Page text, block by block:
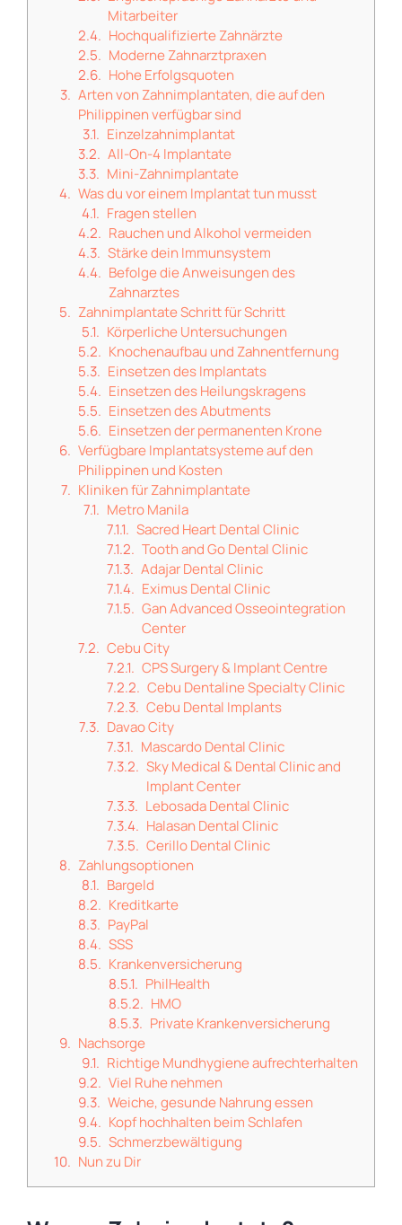
Mitarbeiter
Hochqualifizierte Zahnärzte
Moderne Zahnarztpraxen
Hohe Erfolgsquoten
Arten von Zahnimplantaten, die auf den
Philippinen verfügbar sind
Einzelzahnimplantat
All-On-4 Implantate
Mini-Zahnimplantate
Was du vor einem Implantat tun musst
Fragen stellen
Rauchen und Alkohol vermeiden
Stärke dein Immunsystem
Befolge die Anweisungen des
Zahnarztes
Zahnimplantate Schritt für Schritt
Körperliche Untersuchungen
Knochenaufbau und Zahnentfernung
Einsetzen des Implantats
Einsetzen des Heilungskragens
Einsetzen des Abutments
Einsetzen der permanenten Krone
Verfügbare Implantatsysteme auf den
Philippinen und Kosten
Kliniken für Zahnimplantate
Metro Manila
Sacred Heart Dental Clinic
Tooth and Go Dental Clinic
Adajar Dental Clinic
Eximus Dental Clinic
Gan Advanced Osseointegration
Center
Cebu City
CPS Surgery & Implant Centre
Cebu Dentaline Specialty Clinic
Cebu Dental Implants
Davao City
Mascardo Dental Clinic
Sky Medical & Dental Clinic and
Implant Center
Lebosada Dental Clinic
Halasan Dental Clinic
Cerillo Dental Clinic
Zahlungsoptionen
Bargeld
Kreditkarte
PayPal
SSS
Krankenversicherung
PhilHealth
HMO
Private Krankenversicherung
Nachsorge
Richtige Mundhygiene aufrechterhalten
Viel Ruhe nehmen
Weiche, gesunde Nahrung essen
Kopf hochhalten beim Schlafen
Schmerzbewältigung
Nun zu Dir